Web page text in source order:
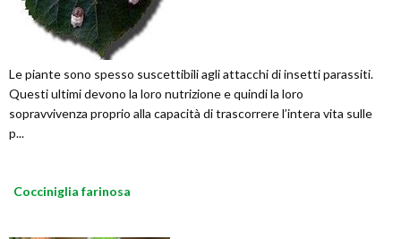
Le piante sono spesso suscettibili agli attacchi di insetti parassiti.
Questi ultimi devono la loro nutrizione e quindi la loro
sopravvivenza proprio alla capacità di trascorrere l’intera vita sulle
p...
Cocciniglia farinosa